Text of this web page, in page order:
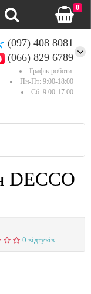
(097) 408 8081
(066) 829 6789
Графік роботи:
Пн-Пт: 9:00-18:00
Сб: 9:00-17:00
0
DECCO
0 відгуків